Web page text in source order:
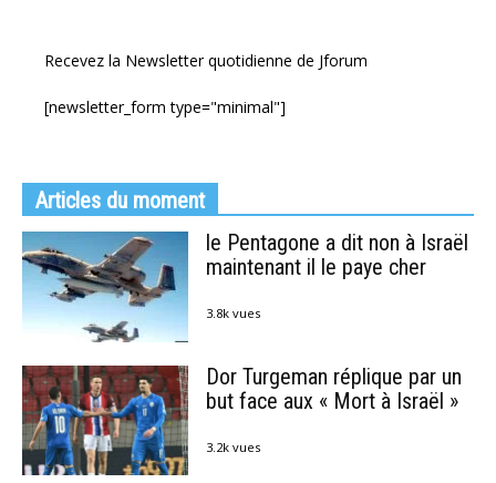
Recevez la Newsletter quotidienne de Jforum
[newsletter_form type="minimal"]
Articles du moment
le Pentagone a dit non à Israël
maintenant il le paye cher
3.8k vues
Dor Turgeman réplique par un
but face aux « Mort à Israël »
3.2k vues